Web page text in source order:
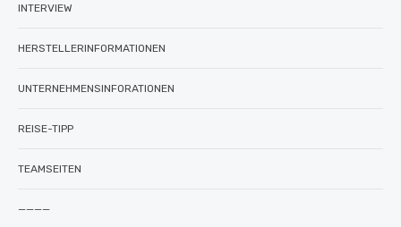
INTERVIEW
HERSTELLERINFORMATIONEN
UNTERNEHMENSINFORATIONEN
REISE-TIPP
TEAMSEITEN
————